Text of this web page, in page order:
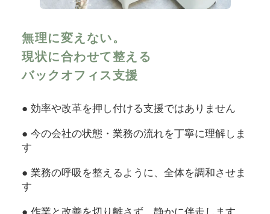
無理に変えない。
現状に合わせて整える
バックオフィス支援
● 効率や改革を押し付ける支援ではありません
● 今の会社の状態・業務の流れを丁寧に理解しま
す
● 業務の呼吸を整えるように、全体を調和させま
す